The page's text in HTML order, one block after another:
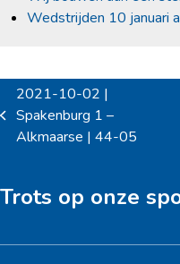
Wedstrijden 10 januari
previous
post:
2021-10-02 |
Spakenburg 1 –
Alkmaarse | 44-05
Trots op onze